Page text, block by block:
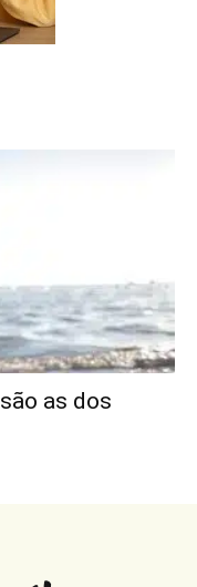
as dos